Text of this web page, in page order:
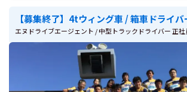
【募集終了】4tウィング車 / 箱車ドライバ
エヌドライブエージェント / 中型トラックドライバー 正社